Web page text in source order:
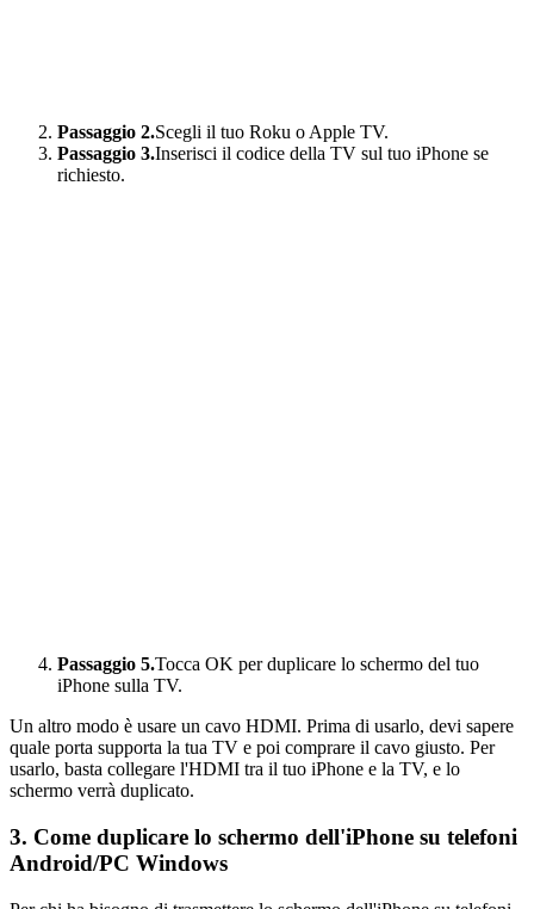
Passaggio 2.Scegli il tuo Roku o Apple TV.
Passaggio 3.Inserisci il codice della TV sul tuo iPhone se
richiesto.
Passaggio 5.Tocca OK per duplicare lo schermo del tuo
iPhone sulla TV.
Un altro modo è usare un cavo HDMI. Prima di usarlo, devi sapere
quale porta supporta la tua TV e poi comprare il cavo giusto. Per
usarlo, basta collegare l'HDMI tra il tuo iPhone e la TV, e lo
schermo verrà duplicato.
3. Come duplicare lo schermo dell'iPhone su telefoni
Android/PC Windows